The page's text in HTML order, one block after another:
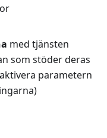
med tjänsten
som stöder deras
parametern